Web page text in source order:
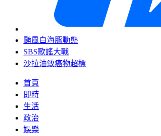
颱風白海豚動態
SBS歌謠大戰
沙拉油致癌物超標
首頁
即時
生活
政治
娛樂